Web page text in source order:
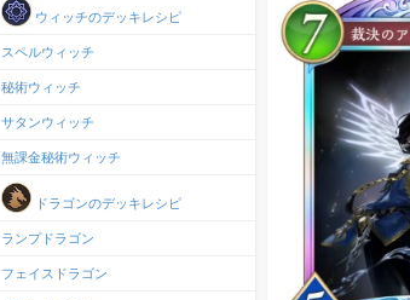
ウィッチのデッキレシピ
スペルウィッチ
秘術ウィッチ
サタンウィッチ
無課金秘術ウィッチ
ドラゴンのデッキレシピ
ランプドラゴン
フェイスドラゴン